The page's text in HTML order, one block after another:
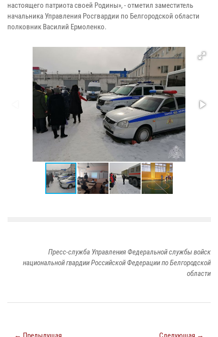
настоящего патриота своей Родины», - отметил заместитель
начальника Управления Росгвардии по Белгородской области
полковник Василий Ермоленко.
Пресс-служба Управления Федеральной службы войск
национальной гвардии Российской Федерации по Белгородской
области